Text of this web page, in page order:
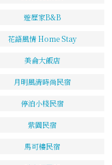
遊歷家B&B
花語風情 Home Stay
美侖大飯店
月明風清時尚民宿
停泊小棧民宿
紫園民宿
馬可樓民宿